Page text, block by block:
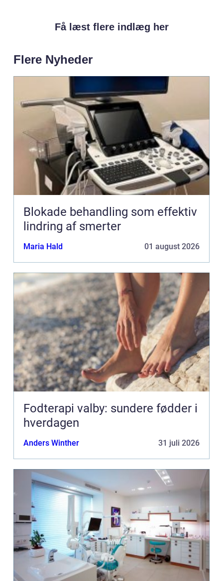
Få læst flere indlæg her
Flere Nyheder
Blokade behandling som effektiv
lindring af smerter
Maria Hald 01 august 2026
Fodterapi valby: sundere fødder i
hverdagen
Anders Winther 31 juli 2026